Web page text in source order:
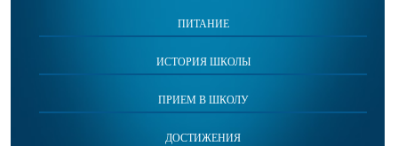
ПИТАНИЕ
ИСТОРИЯ ШКОЛЫ
ПРИЕМ В ШКОЛУ
ДОСТИЖЕНИЯ